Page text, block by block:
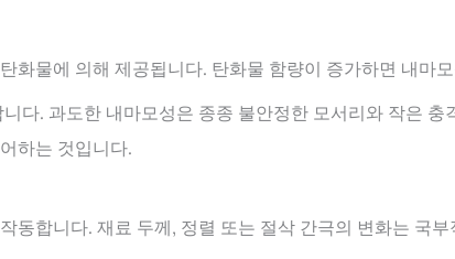
화물에 의해 제공됩니다. 탄화물 함량이 증가하면 내마
다. 과도한 내마모성은 종종 불안정한 모서리와 작은
하는 것입니다.
동합니다. 재료 두께, 정렬 또는 절삭 간극의 변화는 국